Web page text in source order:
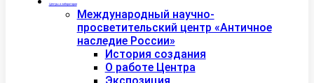
Центры и лаборатории
Международный научно-
просветительский центр «Античное
наследие России»
История создания
О работе Центра